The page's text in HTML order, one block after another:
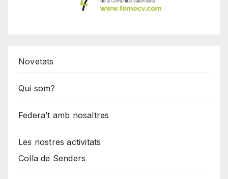
Novetats
Qui som?
Federa’t amb nosaltres
Les nostres activitats
Colla de Senders